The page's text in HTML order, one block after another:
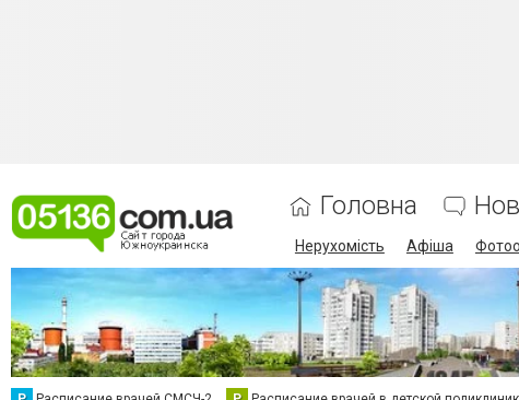
Головна
Нерухомість Афіша